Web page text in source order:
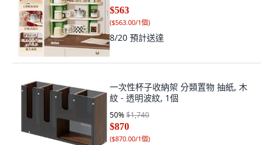
$563
($563.00/1個)
8/20 預計送達
一次性杯子收納架 分類置物 抽紙, 木
紋 - 透明波紋, 1個
50%$1,740
$870
($870.00/1個)